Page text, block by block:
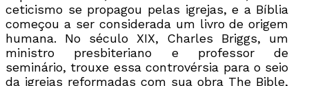
ceticismo se propagou pelas igrejas, e a Bíblia
começou a ser considerada um livro de origem
humana. No século XIX, Charles Briggs, um
ministro presbiteriano e professor de
seminário, trouxe essa controvérsia para o seio
da igrejas reformadas com sua obra The Bible,